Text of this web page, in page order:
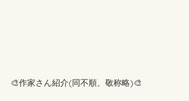
🎨作家さん紹介(同不順、敬称略)🎨